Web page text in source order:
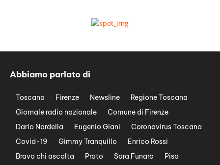
Abbiamo parlato di
Toscana Firenze Newsline
Regione Toscana
Giornale radio nazionale
Comune di Firenze
Dario Nardella
Eugenio Giani
Coronavirus Toscana
Covid-19
Gimmy Tranquillo
Enrico Rossi
Bravo chi ascolta
Prato Sara Funaro
Pisa